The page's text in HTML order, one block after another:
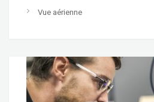
Vue aérienne